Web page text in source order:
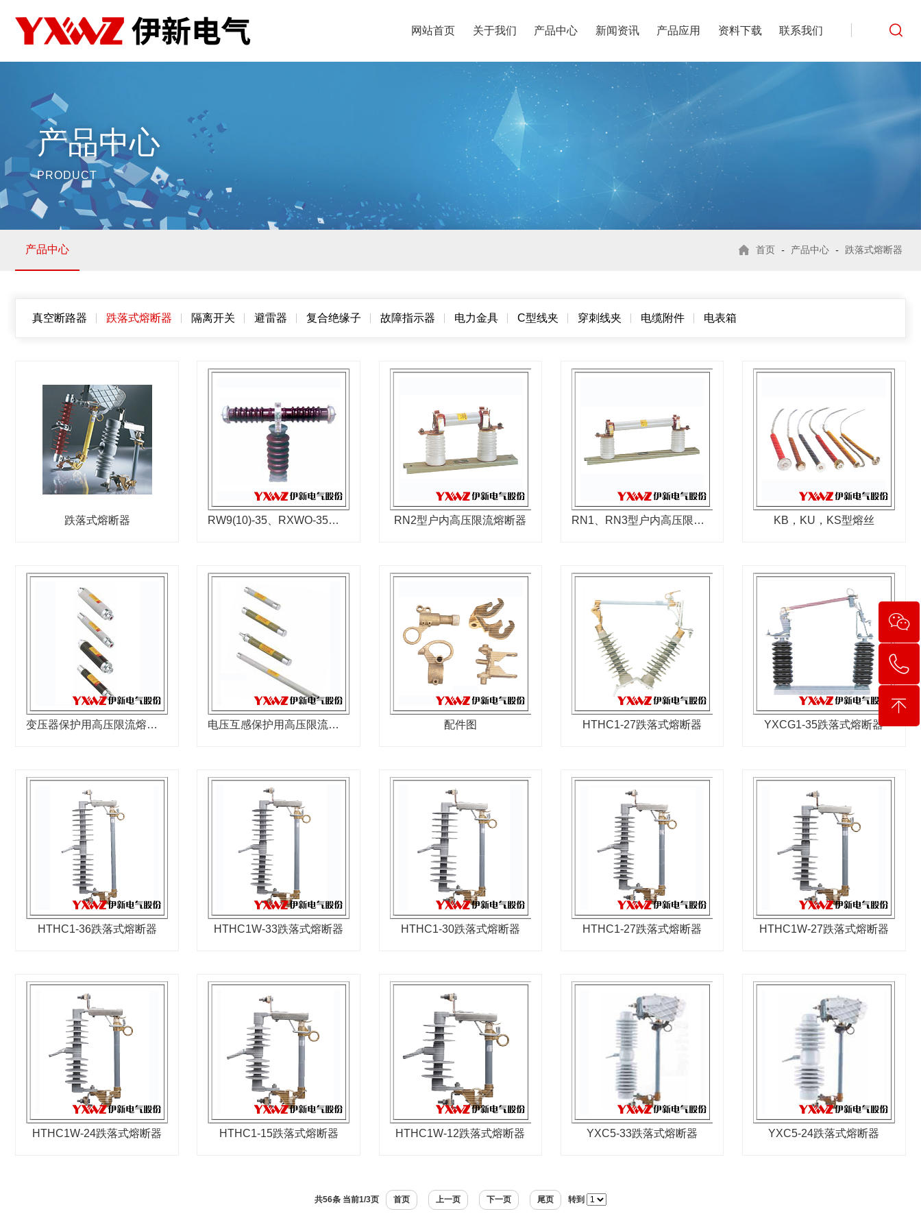
网站首页 关于我们 产品中心 新闻资讯 产品应用 资料下载 联系我们
产品中心
PRODUCT
产品中心 首页 - 产品中心 - 跌落式熔断器
真空断路器 跌落式熔断器 隔离开关 避雷器 复合绝缘子 故障指示器 电力金具 C型线夹 穿刺线夹 电缆附件 电表箱
跌落式熔断器 RW9(10)-35、RXWO-35型户外高压限流熔断器 RN2型户内高压限流熔断器 RN1、RN3型户内高压限流熔断器 KB，KU，KS型熔丝
变压器保护用高压限流熔断器 电压互感保护用高压限流熔断器 配件图 HTHC1-27跌落式熔断器 YXCG1-35跌落式熔断器
HTHC1-36跌落式熔断器 HTHC1W-33跌落式熔断器 HTHC1-30跌落式熔断器 HTHC1-27跌落式熔断器 HTHC1W-27跌落式熔断器
HTHC1W-24跌落式熔断器 HTHC1-15跌落式熔断器 HTHC1W-12跌落式熔断器 YXC5-33跌落式熔断器 YXC5-24跌落式熔断器
共56条 当前1/3页 首页 上一页 下一页 尾页 转到